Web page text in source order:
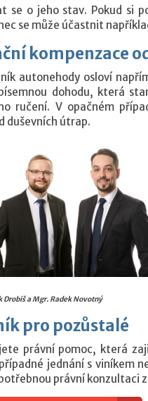
se o jeho stav. Pokud si
se může účastnit
kompenzace
autonehody osloví
dohodu, která
ručení. V opačném
duševních útrap.
Drobiš a Mgr. Radek Novotný
pro pozůstalé
právní pomoc, která
jednání s viníkem
právní konzultaci